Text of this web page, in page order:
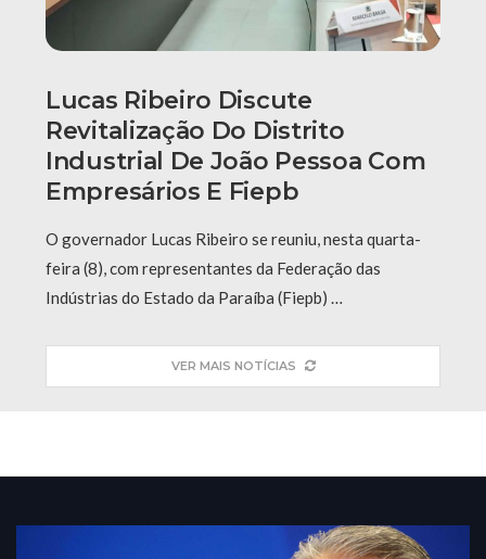
Lucas Ribeiro Discute
Revitalização Do Distrito
Industrial De João Pessoa Com
Empresários E Fiepb
O governador Lucas Ribeiro se reuniu, nesta quarta-
feira (8), com representantes da Federação das
Indústrias do Estado da Paraíba (Fiepb) …
VER MAIS NOTÍCIAS